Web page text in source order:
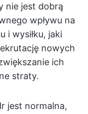
nie jest dobrą
wpływu na
i wysiłku, jaki
nowych
ich
straty.
jest normalna,